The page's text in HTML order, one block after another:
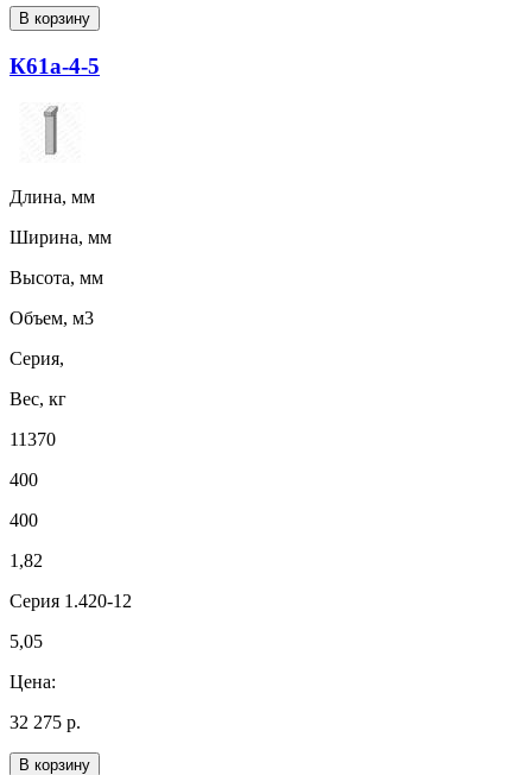
В корзину
К61а-4-5
Длина, мм
Ширина, мм
Высота, мм
Объем, м3
Серия,
Вес, кг
11370
400
400
1,82
Серия 1.420-12
5,05
Цена:
32 275 р.
В корзину